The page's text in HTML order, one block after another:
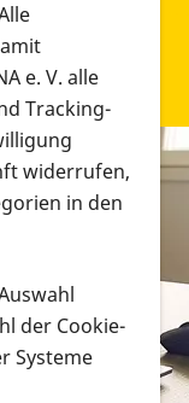
e. V. alle
Tracking-
widerrufen,
in den
der Cookie-
Systeme